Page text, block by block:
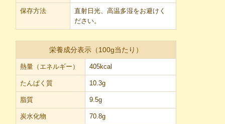
保存方法
直射日光、高温多湿をお避けく
ださい。
栄養成分表示（100g当たり）
熱量（エネルギー） 405kcal
たんぱく質 10.3g
脂質 9.5g
炭水化物 70.8g